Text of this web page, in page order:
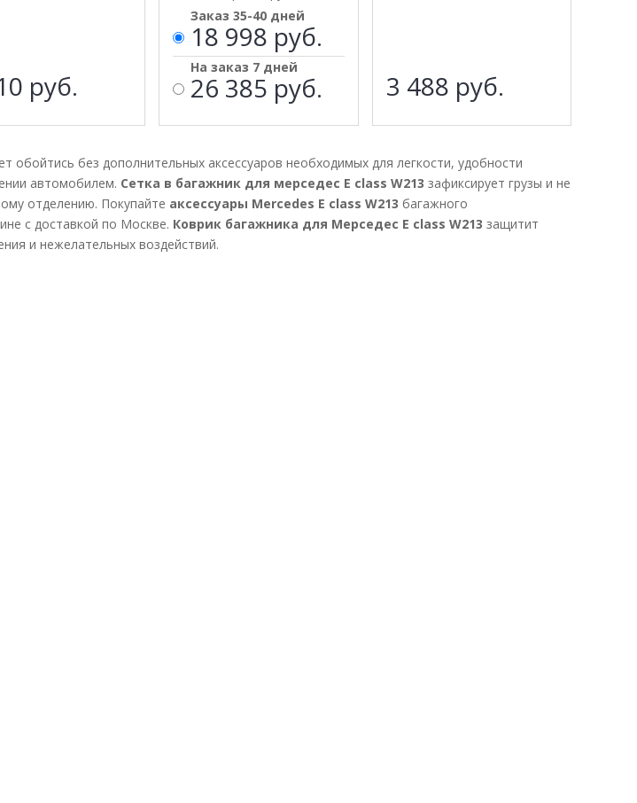
руб.
Заказ 35-40 дней
18 998 руб.
На заказ 7 дней
26 385 руб. 3 488 руб.
без дополнительных аксессуаров необходимых для легкости, удобности
автомобилем. Сетка в багажник для мерседес E class W213 зафиксирует грузы и не
отделению. Покупайте аксессуары Mercedes E class W213 багажного
с доставкой по Москве. Коврик багажника для Мерседес E class W213 защитит
и нежелательных воздействий.